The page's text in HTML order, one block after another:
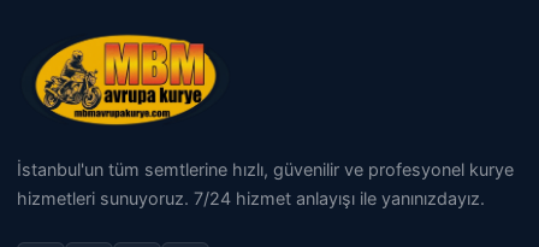
İstanbul'un tüm semtlerine hızlı, güvenilir ve profesyonel kurye
hizmetleri sunuyoruz. 7/24 hizmet anlayışı ile yanınızdayız.